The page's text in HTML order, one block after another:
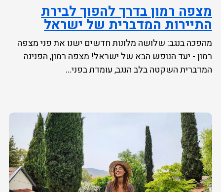
מצפה רמון בדרך להפוך לבירת
התיירות המדברית של ישראל
מהפכה בנגב: שלושה מלונות חדשים ישנו את פני מצפה
רמון - יעד הנופש הבא של ישראל! מצפה רמון, הפנינה
המדברית השקטה בלב הנגב, עומדת בפני...